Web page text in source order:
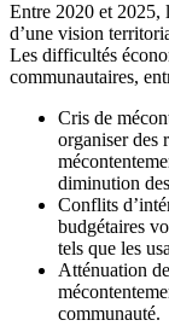
Entre 2020 et 2025,
d’une vision
Les difficultés
communautaires,
Cris de
organiser des
diminution
Conflits
budgétaires
tels que les
Atténuation
communauté.